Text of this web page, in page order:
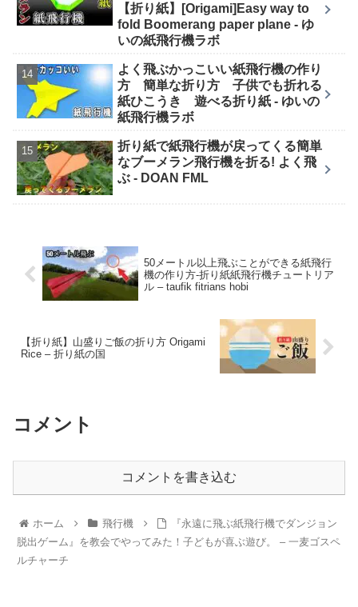
【折り紙】[Origami]Easy way to
fold Boomerang paper plane - ゆ
いの紙飛行機ラボ
よく飛ぶかっこいい紙飛行機の作り
方 簡単な折り方 子供でも折れる
紙ひこうき 遊べる折り紙 - ゆいの
紙飛行機ラボ
折り紙で紙飛行機が戻ってくる簡単
なブーメラン飛行機を折る! よく飛
ぶ - DOAN FML
50メートル以上飛ぶことができる紙飛行
機の作り方-折り紙紙飛行機チュートリア
ル – taufik fitrians hobi
【折り紙】山盛りご飯の折り方 Origami
Rice – 折り紙の国
コメント
コメントを書き込む
ホーム 飛行機
『永遠に飛ぶ紙飛行機でダンジョン
脱出ゲーム』を教会でやってみた！子どもが喜ぶ遊び。 – 一麦ゴスペ
ルチャーチ